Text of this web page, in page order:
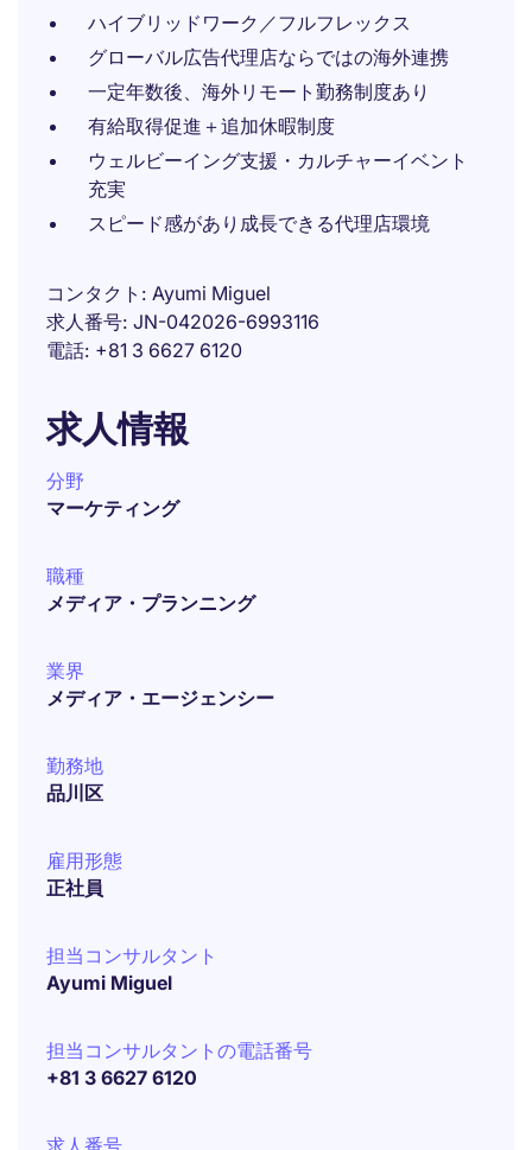
ハイブリッドワーク／フルフレックス
グローバル広告代理店ならではの海外連携
一定年数後、海外リモート勤務制度あり
有給取得促進＋追加休暇制度
ウェルビーイング支援・カルチャーイベント
充実
スピード感があり成長できる代理店環境
コンタクト
Ayumi Miguel
求人番号 JN-042026-6993116
電話 +81 3 6627 6120
求人情報
分野
マーケティング
職種
メディア・プランニング
業界
メディア・エージェンシー
勤務地
品川区
雇用形態
正社員
担当コンサルタント
Ayumi Miguel
担当コンサルタントの電話番号
+81 3 6627 6120
求人番号